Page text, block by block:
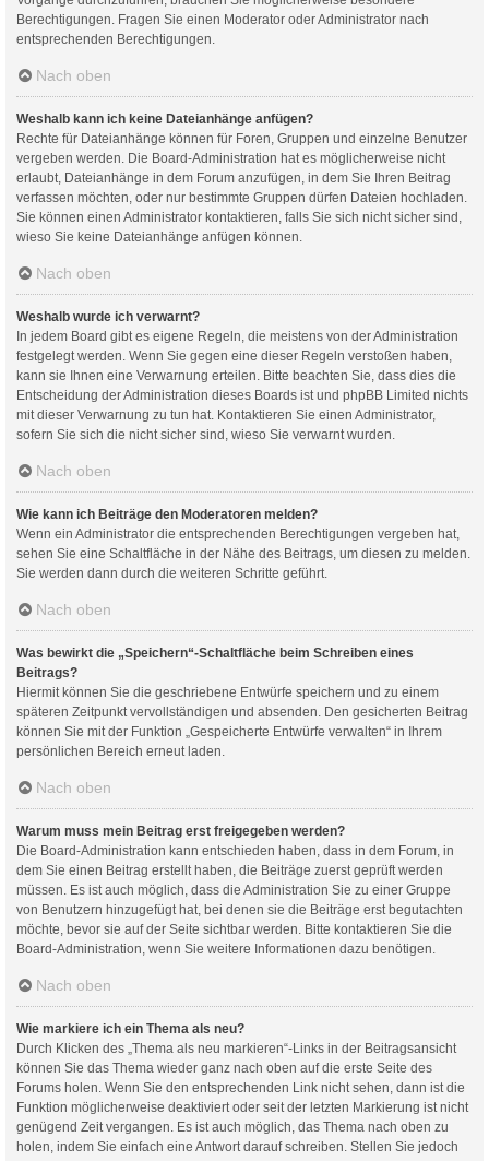
Berechtigungen. Fragen Sie einen Moderator oder Administrator nach
entsprechenden Berechtigungen.
Nach oben
Weshalb kann ich keine Dateianhänge anfügen?
Rechte für Dateianhänge können für Foren, Gruppen und einzelne Benutzer
vergeben werden. Die Board-Administration hat es möglicherweise nicht
erlaubt, Dateianhänge in dem Forum anzufügen, in dem Sie Ihren Beitrag
verfassen möchten, oder nur bestimmte Gruppen dürfen Dateien hochladen.
Sie können einen Administrator kontaktieren, falls Sie sich nicht sicher sind,
wieso Sie keine Dateianhänge anfügen können.
Nach oben
Weshalb wurde ich verwarnt?
In jedem Board gibt es eigene Regeln, die meistens von der Administration
festgelegt werden. Wenn Sie gegen eine dieser Regeln verstoßen haben,
kann sie Ihnen eine Verwarnung erteilen. Bitte beachten Sie, dass dies die
Entscheidung der Administration dieses Boards ist und phpBB Limited nichts
mit dieser Verwarnung zu tun hat. Kontaktieren Sie einen Administrator,
sofern Sie sich die nicht sicher sind, wieso Sie verwarnt wurden.
Nach oben
Wie kann ich Beiträge den Moderatoren melden?
Wenn ein Administrator die entsprechenden Berechtigungen vergeben hat,
sehen Sie eine Schaltfläche in der Nähe des Beitrags, um diesen zu melden.
Sie werden dann durch die weiteren Schritte geführt.
Nach oben
Was bewirkt die „Speichern“-Schaltfläche beim Schreiben eines
Beitrags?
Hiermit können Sie die geschriebene Entwürfe speichern und zu einem
späteren Zeitpunkt vervollständigen und absenden. Den gesicherten Beitrag
können Sie mit der Funktion „Gespeicherte Entwürfe verwalten“ in Ihrem
persönlichen Bereich erneut laden.
Nach oben
Warum muss mein Beitrag erst freigegeben werden?
Die Board-Administration kann entschieden haben, dass in dem Forum, in
dem Sie einen Beitrag erstellt haben, die Beiträge zuerst geprüft werden
müssen. Es ist auch möglich, dass die Administration Sie zu einer Gruppe
von Benutzern hinzugefügt hat, bei denen sie die Beiträge erst begutachten
möchte, bevor sie auf der Seite sichtbar werden. Bitte kontaktieren Sie die
Board-Administration, wenn Sie weitere Informationen dazu benötigen.
Nach oben
Wie markiere ich ein Thema als neu?
Durch Klicken des „Thema als neu markieren“-Links in der Beitragsansicht
können Sie das Thema wieder ganz nach oben auf die erste Seite des
Forums holen. Wenn Sie den entsprechenden Link nicht sehen, dann ist die
Funktion möglicherweise deaktiviert oder seit der letzten Markierung ist nicht
genügend Zeit vergangen. Es ist auch möglich, das Thema nach oben zu
holen, indem Sie einfach eine Antwort darauf schreiben. Stellen Sie jedoch